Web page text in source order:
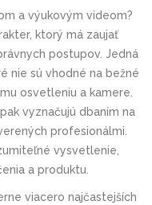
a výukovým videom?
ktorý má zaujať
postupov. Jedná
nie sú vhodné na bežné
osvetleniu a kamere.
vyznačujú dbaním na
profesionálmi.
vysvetlenie,
a produktu.
viacero najčastejších